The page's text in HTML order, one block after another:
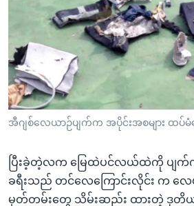
ညွန်း
စာမျက်နှာ
သို့
ကျော်
ကြည့်
ရှာဖွေ
ရန်
နေရာ
ရုပ်ရှင်ထဲက အင်္ဂလိပ်စာ
သုတပဒေသာ အင်္ဂလိပ်စာ
ရေဒီယို/တီဗွီအစီအစဉ်
Learning English
ဗွီအိုအေ လူမှုကွန်ယက်များ
ဘာသာစကားများ
အီဂျစ်လေယာဉ်ပျက်က အပိုင်းအစများ ထပ်
ပြီးခဲ့တဲ့လက မြေထဲပင်လယ်ထဲကို ပျက်
ခရီးသည် တင်လေကြောင်းလိုင်း က
မှတ်တမ်းတွေ သိမ်းဆည်း ထားတဲ့ ဒုတိယမ